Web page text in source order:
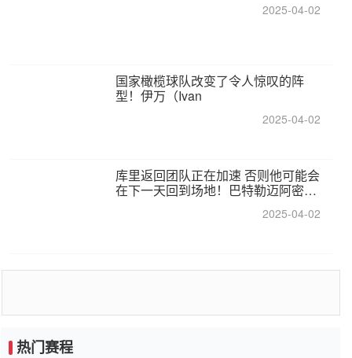
2025-04-02
国家橄榄球队改变了令人惊叹的阵
型！伊万（Ivan
2025-04-02
库里返回团队正在加速 否则他可能会
在下一天回到场地！巴特勒迈阿密的
2025-04-02
热门赛程